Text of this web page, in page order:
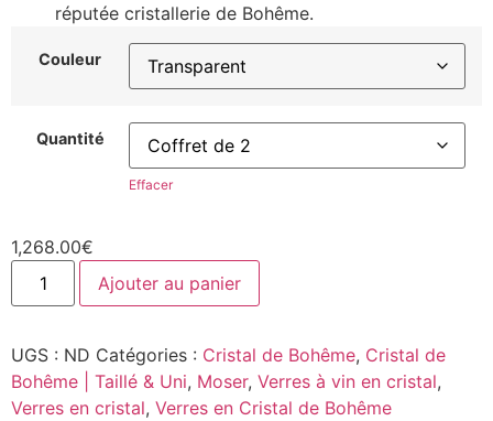
réputée cristallerie de Bohême.
Couleur
Quantité
Effacer
1,268.00€
Ajouter au panier
UGS : ND Catégories : Cristal de Bohême, Cristal de
Bohême | Taillé & Uni, Moser, Verres à vin en cristal,
Verres en cristal, Verres en Cristal de Bohême